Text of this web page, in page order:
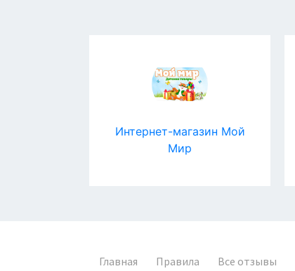
Интернет-магазин Мой
Мир
Главная Правила Все отзывы